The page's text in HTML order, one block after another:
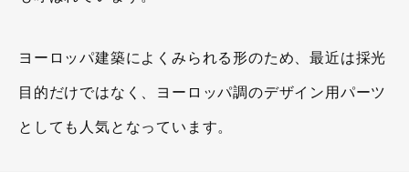
ヨーロッパ建築によくみられる形のため、最近は採光
目的だけではなく、ヨーロッパ調のデザイン用パーツ
としても人気となっています。